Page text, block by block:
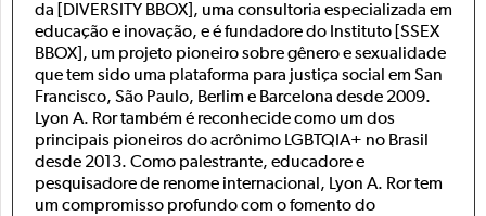
da [DIVERSITY BBOX], uma consultoria especializada em
educação e inovação, e é fundadore do Instituto [SSEX
BBOX], um projeto pioneiro sobre gênero e sexualidade
que tem sido uma plataforma para justiça social em San
Francisco, São Paulo, Berlim e Barcelona desde 2009.
Lyon A. Ror também é reconhecide como um dos
principais pioneiros do acrônimo LGBTQIA+ no Brasil
desde 2013. Como palestrante, educadore e
pesquisadore de renome internacional, Lyon A. Ror tem
um compromisso profundo com o fomento do